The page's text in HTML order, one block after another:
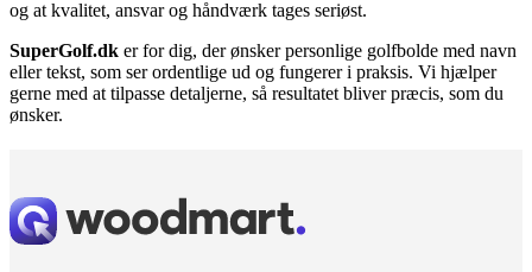
og at kvalitet, ansvar og håndværk tages seriøst.
SuperGolf.dk er for dig, der ønsker personlige golfbolde med navn
eller tekst, som ser ordentlige ud og fungerer i praksis. Vi hjælper
gerne med at tilpasse detaljerne, så resultatet bliver præcis, som du
ønsker.